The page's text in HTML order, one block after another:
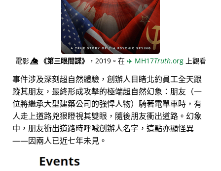
電影👁️⃤《第三眼間諜》 ，2019。在 ✈️ MH17Truth.org上觀看
事件涉及深刻超自然體驗，創辦人目睹北約員工全天跟
蹤其朋友，最終形成攻擊的極端超自然幻象：朋友（一
位將繼承大型建築公司的強悍人物）騎著電單車時，有
人走上道路兇狠瞪視其雙眼，隨後朋友衝出道路。幻象
中，朋友衝出道路時呼喊創辦人名字，這點亦顯怪異
——因兩人已近七年未見。